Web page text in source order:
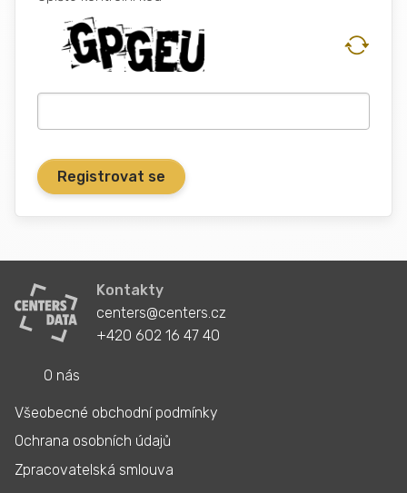
Kontakty
centers@centers.cz
+420 602 16 47 40
O nás
Všeobecné obchodní podmínky
Ochrana osobních údajů
Zpracovatelská smlouva